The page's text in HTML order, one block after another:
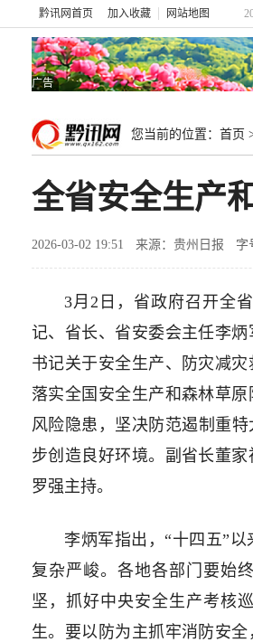
黔讯网首页 加入收藏 网站地图
广告
您当前的位置： 首页
全省安全生产
2026-03-02 19:51 来源：贵州日报 字
3月2日，省政府召开全
记、省长、省安委会主任李
书记关于安全生产、防灾减
落实全国安全生产和森林草
风险隐患，坚决防范遏制重
步创造良好环境。副省长董
罗强主持。
李炳军指出，“十四五”
复杂严峻。各地各部门要始
坚，抓好中央安全生产考核
生。要以防为主抓牢消防安